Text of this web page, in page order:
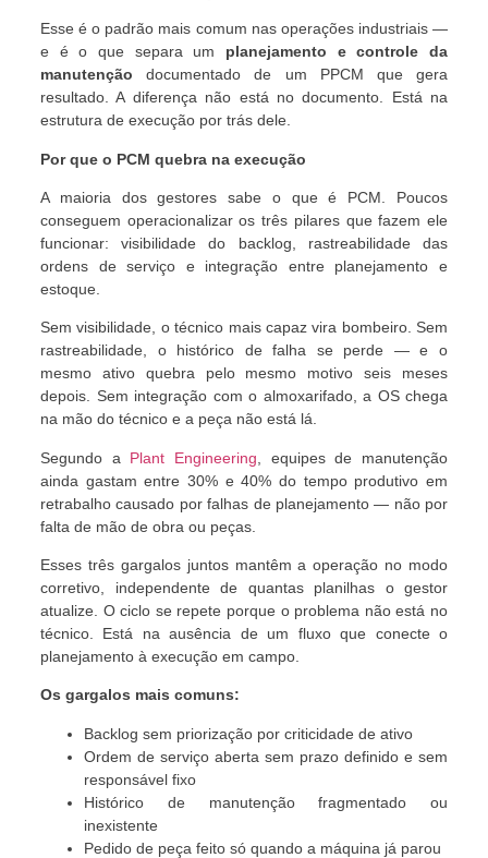
Esse é o padrão mais comum nas operações industriais —
e é o que separa um planejamento e controle da
manutenção documentado de um PPCM que gera
resultado. A diferença não está no documento. Está na
estrutura de execução por trás dele.
Por que o PCM quebra na execução
A maioria dos gestores sabe o que é PCM. Poucos
conseguem operacionalizar os três pilares que fazem ele
funcionar: visibilidade do backlog, rastreabilidade das
ordens de serviço e integração entre planejamento e
estoque.
Sem visibilidade, o técnico mais capaz vira bombeiro. Sem
rastreabilidade, o histórico de falha se perde — e o
mesmo ativo quebra pelo mesmo motivo seis meses
depois. Sem integração com o almoxarifado, a OS chega
na mão do técnico e a peça não está lá.
Segundo a Plant Engineering , equipes de manutenção
ainda gastam entre 30% e 40% do tempo produtivo em
retrabalho causado por falhas de planejamento — não por
falta de mão de obra ou peças.
Esses três gargalos juntos mantêm a operação no modo
corretivo, independente de quantas planilhas o gestor
atualize. O ciclo se repete porque o problema não está no
técnico. Está na ausência de um fluxo que conecte o
planejamento à execução em campo.
Os gargalos mais comuns:
Backlog sem priorização por criticidade de ativo
Ordem de serviço aberta sem prazo definido e sem
responsável fixo
Histórico de manutenção fragmentado ou
inexistente
Pedido de peça feito só quando a máquina já parou